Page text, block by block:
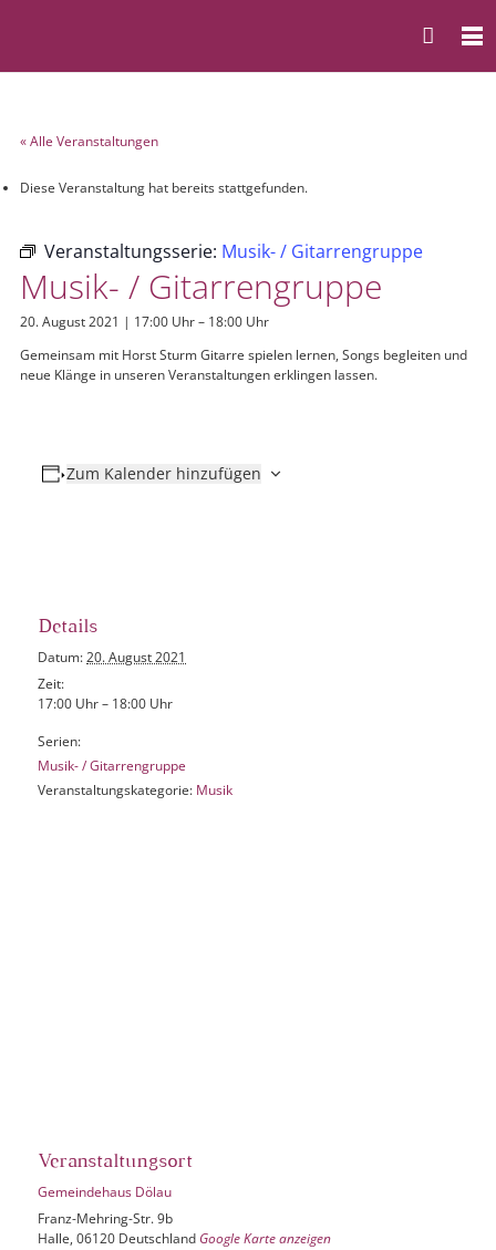
« Alle Veranstaltungen
Diese Veranstaltung hat bereits stattgefunden.
Veranstaltungsserie: Musik- / Gitarrengruppe
Musik- / Gitarrengruppe
20. August 2021 | 17:00 Uhr– 18:00 Uhr
Gemeinsam mit Horst Sturm Gitarre spielen lernen, Songs begleiten und
neue Klänge in unseren Veranstaltungen erklingen lassen.
Zum Kalender hinzufügen
Details
Datum: 20. August 2021
Zeit:
17:00 Uhr – 18:00 Uhr
Serien:
Musik- / Gitarrengruppe
Veranstaltungskategorie: Musik
Veranstaltungsort
Gemeindehaus Dölau
Franz-Mehring-Str. 9b
Halle, 06120 Deutschland Google Karte anzeigen